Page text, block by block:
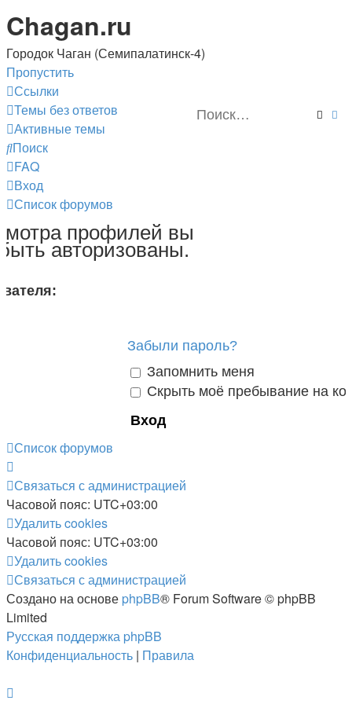
Chagan.ru
Городок Чаган (Семипалатинск-4)
Пропустить
Ссылки
Темы без ответов
Активные темы
Поиск
FAQ
Вход
Список форумов
профилей вы
авторизованы.
Забыли пароль?
Запомнить меня
Скрыть моё пребывание на
Список форумов
Связаться с администрацией
Часовой пояс: UTC+03:00
Удалить cookies
Часовой пояс: UTC+03:00
Удалить cookies
Связаться с администрацией
Создано на основе phpBB® Forum Software © phpBB
Limited
Русская поддержка phpBB
Конфиденциальность | Правила